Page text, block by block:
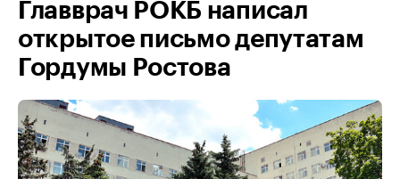
Главврач РОКБ написал
открытое письмо депутатам
Гордумы Ростова